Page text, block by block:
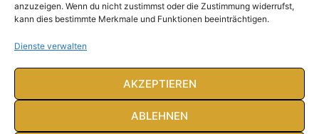
anzuzeigen. Wenn du nicht zustimmst oder die Zustimmung widerrufst,
kann dies bestimmte Merkmale und Funktionen beeinträchtigen.
Dienste verwalten
AKZEPTIEREN
ABLEHNEN
Ausgaben
Abonnieren
Ausland
Feuilleton
Impressum
Datenschutzerklärung